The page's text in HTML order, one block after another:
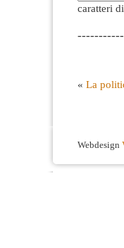
caratteri
« La
Webdesign